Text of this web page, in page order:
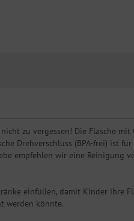
zu vergessen! Die Flasche
Drehverschluss (BPA-frei) ist
empfehlen wir eine Reinigung
einfüllen, damit Kinder ihre
werden könnte.